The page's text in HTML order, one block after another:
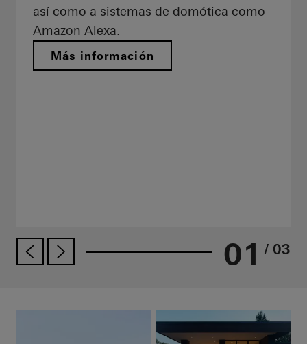
así como a sistemas de domótica como
Amazon Alexa.
Más información
01 / 03